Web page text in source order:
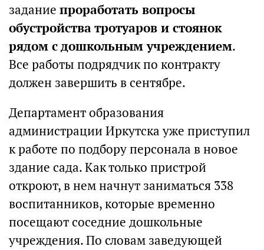
задание проработать вопросы
обустройства тротуаров и стоянок
рядом с дошкольным учреждением.
Все работы подрядчик по контракту
должен завершить в сентябре.
Департамент образования
администрации Иркутска уже приступил
к работе по подбору персонала в новое
здание сада. Как только пристрой
откроют, в нем начнут заниматься 338
воспитанников, которые временно
посещают соседние дошкольные
учреждения. По словам заведующей